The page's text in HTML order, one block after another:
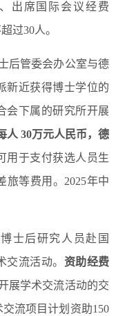
出席国际会议经费
过30人。
后管委会办公室与德
新近获得博士学位的
会下属的研究所开展
人 30万元人民币，德
用于支付获选人员生
旅等费用。2025年中
士后研究人员赴国
交流活动。 资助经费
展学术交流活动的交
流项目计划资助150